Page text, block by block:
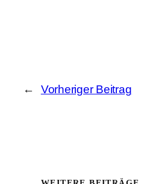
← Vorheriger Beitrag